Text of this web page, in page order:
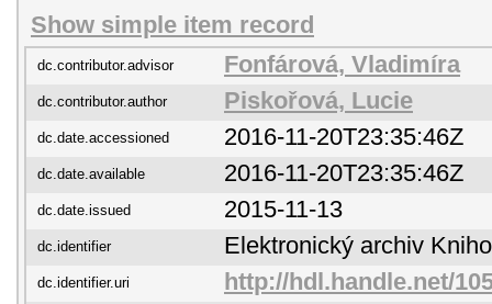
Show simple item record
dc.contributor.advisor Fonfárová, Vladimíra
dc.contributor.author Piskořová, Lucie
dc.date.accessioned 2016-11-20T23:35:46Z
dc.date.available 2016-11-20T23:35:46Z
dc.date.issued 2015-11-13
dc.identifier Elektronický archiv
dc.identifier.uri http://hdl.handle.net/